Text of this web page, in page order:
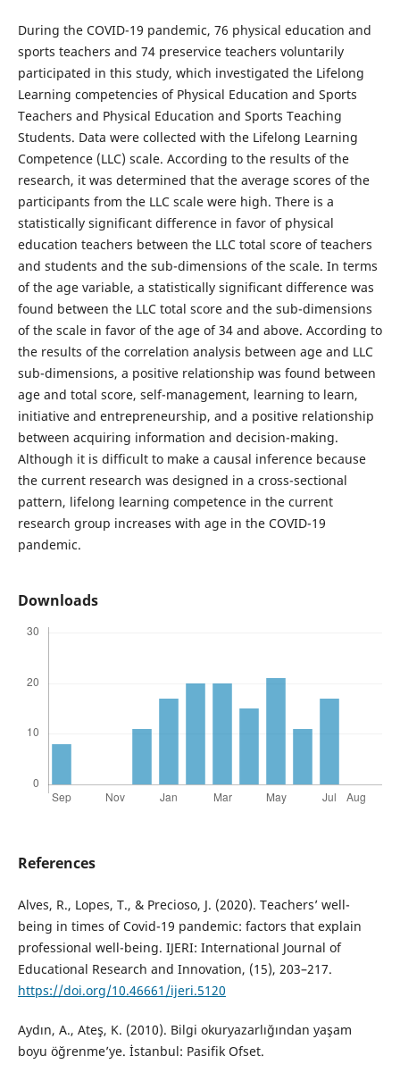
During the COVID-19 pandemic, 76 physical education and
sports teachers and 74 preservice teachers voluntarily
participated in this study, which investigated the Lifelong
Learning competencies of Physical Education and Sports
Teachers and Physical Education and Sports Teaching
Students. Data were collected with the Lifelong Learning
Competence (LLC) scale. According to the results of the
research, it was determined that the average scores of the
participants from the LLC scale were high. There is a
statistically significant difference in favor of physical
education teachers between the LLC total score of teachers
and students and the sub-dimensions of the scale. In terms
of the age variable, a statistically significant difference was
found between the LLC total score and the sub-dimensions
of the scale in favor of the age of 34 and above. According to
the results of the correlation analysis between age and LLC
sub-dimensions, a positive relationship was found between
age and total score, self-management, learning to learn,
initiative and entrepreneurship, and a positive relationship
between acquiring information and decision-making.
Although it is difficult to make a causal inference because
the current research was designed in a cross-sectional
pattern, lifelong learning competence in the current
research group increases with age in the COVID-19
pandemic.
Downloads
References
Alves, R., Lopes, T., & Precioso, J. (2020). Teachers’ well-
being in times of Covid-19 pandemic: factors that explain
professional well-being. IJERI: International Journal of
Educational Research and Innovation, (15), 203–217.
https://doi.org/10.46661/ijeri.5120
Aydın, A., Ateş, K. (2010). Bilgi okuryazarlığından yaşam
boyu öğrenme’ye. İstanbul: Pasifik Ofset.